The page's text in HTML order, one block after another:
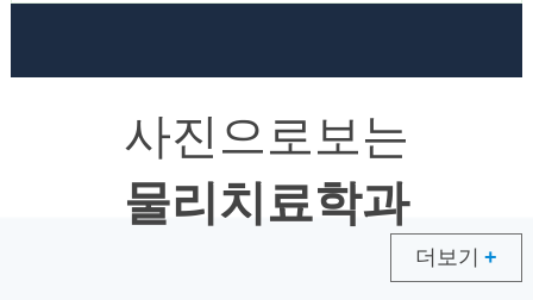
사진으로보는
물리치료학과
더보기+